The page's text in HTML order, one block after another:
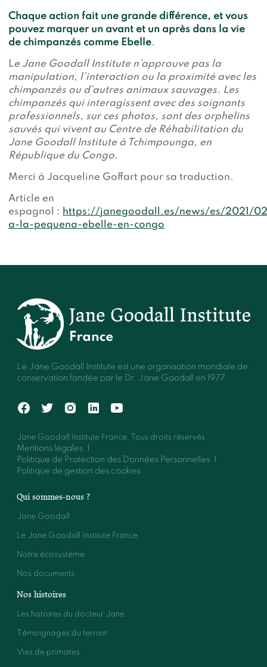
Chaque action fait une grande différence, et vous
pouvez marquer un avant et un après dans la vie
de chimpanzés comme Ebelle.
Le Jane Goodall Institute n’approuve pas la
manipulation, l’interaction ou la proximité avec les
chimpanzés ou d’autres animaux sauvages. Les
chimpanzés qui interagissent avec des soignants
professionnels, sur ces photos, sont des orphelins
sauvés qui vivent au Centre de Réhabilitation du
Jane Goodall Institute à Tchimpounga, en
République du Congo.
Merci à Jacqueline Goffart pour sa traduction.
Article en
espagnol : https://janegoodall.es/news/es/2021/
a-la-pequena-ebelle-en-congo
Le Jane Goodall Institute est une organisation mondiale de
conservation fondée par le Dr. Jane Goodall en 1977.
Jane Goodall Institute France. Tous droits réservés.
Mentions légales
Politique de Protection des Données Personnelles
Politique de gestion des cookies
Qui sommes-nous ?
Jane Goodall
Le Jane Goodall Institute France
Notre écosystème
Nos documents
Nos histoires
Les histoires du docteur Jane
Témoignages du terrain
Vies de primates